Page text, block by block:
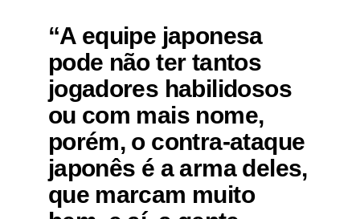
“A equipe japonesa
pode não ter tantos
jogadores habilidosos
ou com mais nome,
porém, o contra-ataque
japonês é a arma deles,
que marcam muito